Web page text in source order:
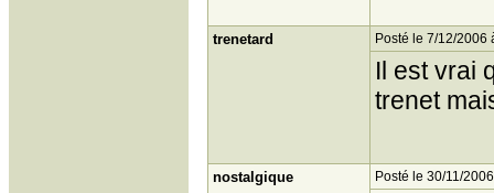
trenetard Posté le 7/12/2006
Il est vrai
trenet
nostalgique Posté le 30/11/